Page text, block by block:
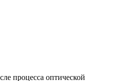
процесса оптической